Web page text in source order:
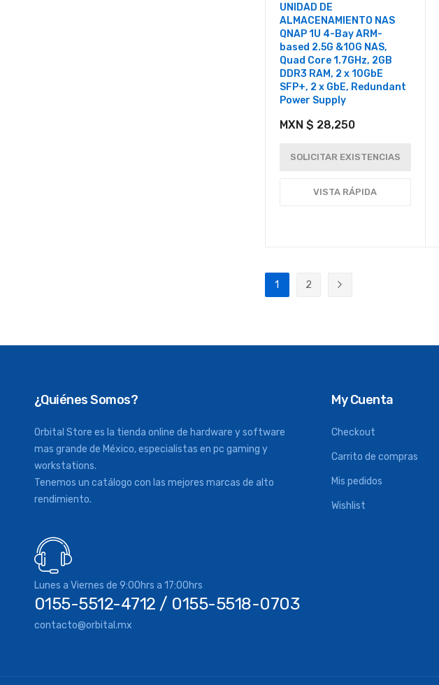
UNIDAD DE
ALMACENAMIENTO NAS
QNAP 1U 4-Bay ARM-
based 2.5G &10G NAS,
Quad Core 1.7GHz, 2GB
DDR3 RAM, 2 x 10GbE
SFP+, 2 x GbE, Redundant
Power Supply
MXN $ 28,250
SOLICITAR EXISTENCIAS
VISTA RÁPIDA
Página
Actualmente estás leyendo página
1
2
¿Quiénes Somos?
Orbital Store es la tienda online de hardware y software
mas grande de México, especialistas en pc gaming y
workstations.
Tenemos un catálogo con las mejores marcas de alto
rendimiento.
Lunes a Viernes de 9:00hrs a 17:00hrs
0155-5512-4712 / 0155-5518-0703
contacto@orbital.mx
My Cuenta
Checkout
Carrito de compras
Mis pedidos
Wishlist